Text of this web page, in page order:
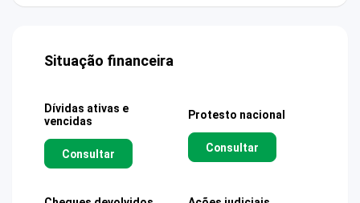
Situação financeira
Dívidas ativas e
vencidas
Consultar
Protesto nacional
Consultar